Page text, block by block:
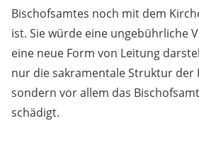
Bischofsamtes noch mit dem
ist. Sie würde eine ungebührliche
eine neue Form von Leitung
nur die sakramentale Struktur der
sondern vor allem das
schädigt.